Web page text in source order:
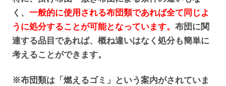
く、 一般的に使用される布団類であれば全て同じよ
うに処分することが可能となっています。 布団に関
連する品目であれば、概ね違いはなく処分も簡単に
考えることができます。
※布団類は「燃えるゴミ」という案内がされていま